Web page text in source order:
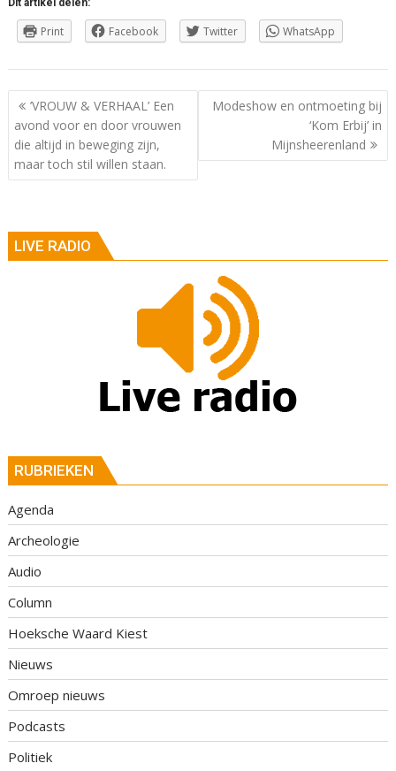
Dit artikel delen:
Print Facebook Twitter WhatsApp
Berichtnavigatie
’VROUW & VERHAAL’ Een
avond voor en door vrouwen
die altijd in beweging zijn,
maar toch stil willen staan.
Modeshow en ontmoeting bij
‘Kom Erbij’ in
Mijnsheerenland
LIVE RADIO
RUBRIEKEN
Agenda
Archeologie
Audio
Column
Hoeksche Waard Kiest
Nieuws
Omroep nieuws
Podcasts
Politiek